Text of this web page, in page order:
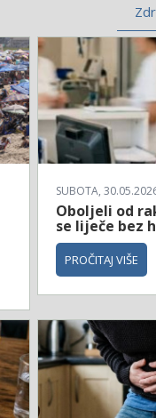
SUBOTA,
Oboljeli od
se liječe bez
PROČITAJ VIŠE